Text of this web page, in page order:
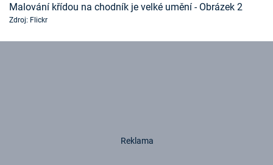
Malování křídou na chodník je velké umění - Obrázek 2
Zdroj: Flickr